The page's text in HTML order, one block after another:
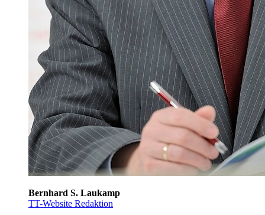
Bernhard S. Laukamp
TT-Website Redaktion